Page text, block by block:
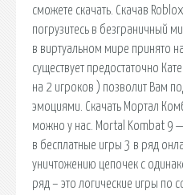
сможете скачать. Скачав
погрузитесь в безграничный
в виртуальном мире принято
существует предостаточно
на 2 игроков ) позволит Вам
эмоциями. Скачать Мортал
можно у нас. Mortal Kombat 9 —
в бесплатные игры 3 в ряд
уничтожению цепочек с
ряд – это логические игры по